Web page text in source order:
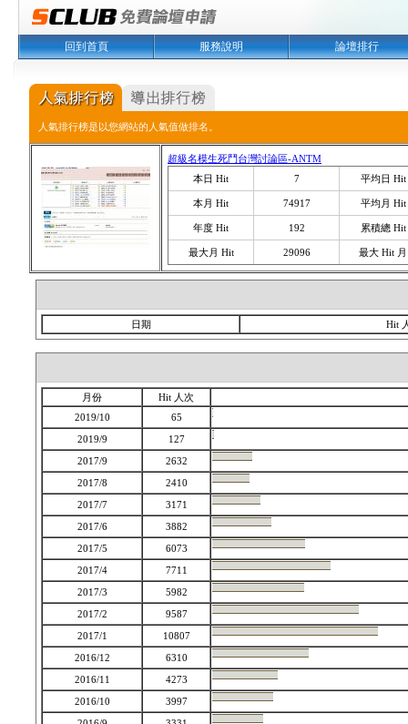
回到首頁 服務說明 論壇排行
人氣排行榜是以您網站的人氣值做排名。
超級名模生死鬥台灣討論區-ANTM
本日 Hit
7 平均日 Hit
本月 Hit 74917 平均月 Hit
年度 Hit 192 累積總 Hit
最大月 Hit 29096 最大 Hit 月
日期 Hit
月份
Hit 人次
2019/10
65
2019/9
127
2017/9
2632
2017/8
2410
2017/7
3171
2017/6
3882
2017/5
6073
2017/4
7711
2017/3
5982
2017/2
9587
2017/1
10807
2016/12
6310
2016/11
4273
2016/10
3997